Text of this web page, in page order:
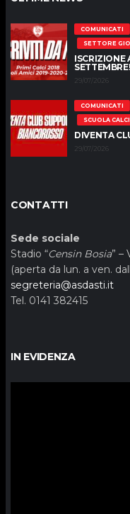
COMUNICATI
SETTORE
ISCRIZIONE
SETTEMBRE!
29/07/2026
COMUNICATI
SCUOLA
DIVENTA
29/07/2026
CONTATTI
Sede sociale
Stadio “Censin Bosia” –
(aperta da lun. a ven.
segreteria@asdasti.it
Tel. 0141 382415
IN EVIDENZA